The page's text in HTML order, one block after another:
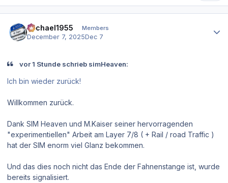
Michael1955 Members
December 7, 2025Dec 7
vor 1 Stunde schrieb simHeaven:
Ich bin wieder zurück!
Willkommen zurück.
Dank SIM Heaven und M.Kaiser seiner hervorragenden
"experimentiellen" Arbeit am Layer 7/8 ( + Rail / road Traffic )
hat der SIM enorm viel Glanz bekommen.
Und das dies noch nicht das Ende der Fahnenstange ist, wurde
bereits signalisiert.